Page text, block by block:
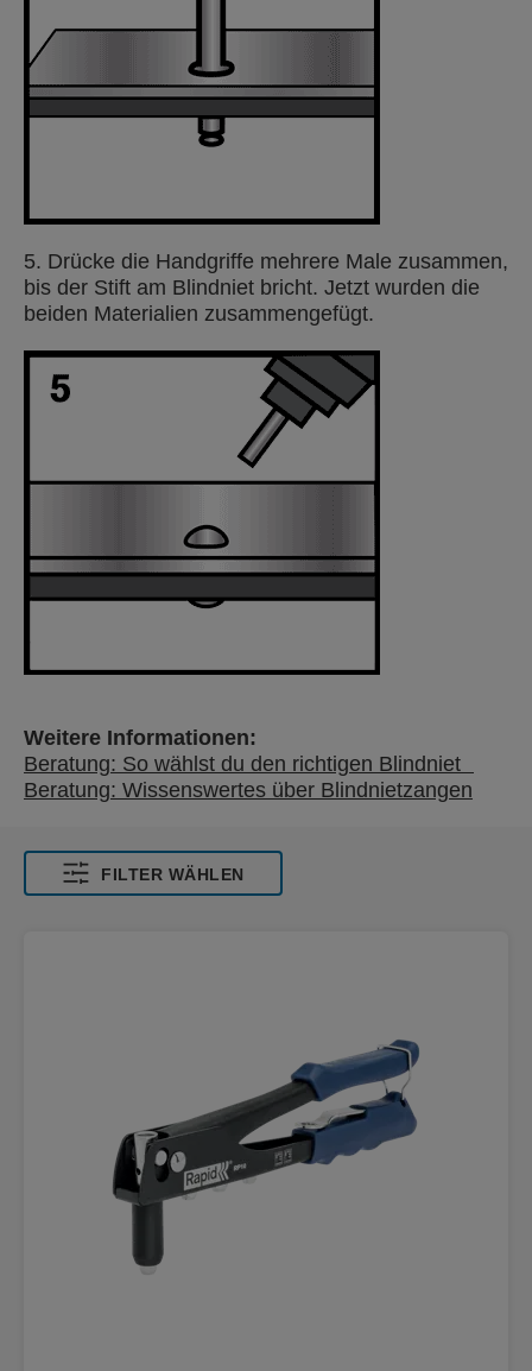
5. Drücke die Handgriffe mehrere Male zusammen,
bis der Stift am Blindniet bricht. Jetzt wurden die
beiden Materialien zusammengefügt.
Weitere Informationen:
Beratung: So wählst du den richtigen Blindniet
Beratung: Wissenswertes über Blindnietzangen
FILTER WÄHLEN